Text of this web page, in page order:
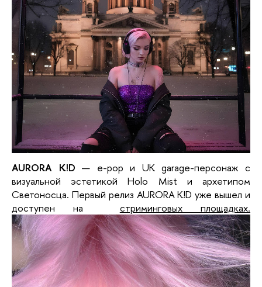
AURORA K!D — e-pop и UK garage-персонаж с
визуальной эстетикой Holo Mist и архетипом
Светоносца. Первый релиз AURORA K!D уже вышел и
доступен на
стриминговых площадках.